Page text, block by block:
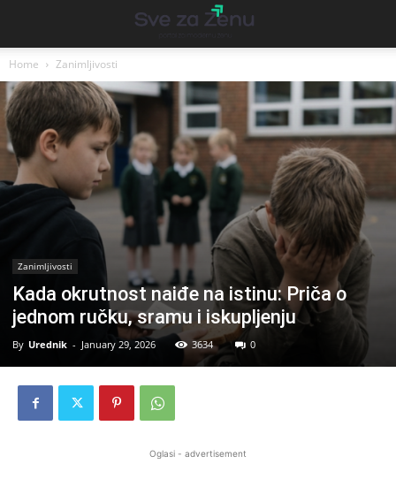
Home Zanimljivosti
Zanimljivosti
Kada okrutnost naiđe na istinu: Priča o
jednom ručku, sramu i iskupljenju
By Urednik - January 29, 2026 3634 0
Oglasi - advertisement